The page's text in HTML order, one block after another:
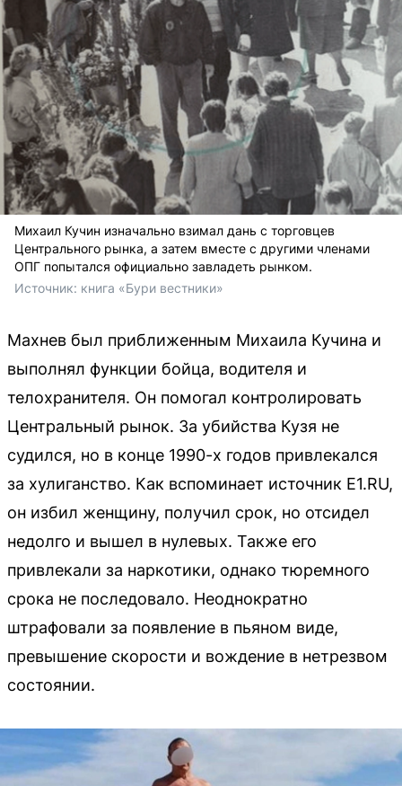
Михаил Кучин изначально взимал дань с торговцев
Центрального рынка, а затем вместе с другими членами
ОПГ попытался официально завладеть рынком.
Источник: книга «Бури вестники»
Махнев был приближенным Михаила Кучина и
выполнял функции бойца, водителя и
телохранителя. Он помогал контролировать
Центральный рынок. За убийства Кузя не
судился, но в конце 1990-х годов привлекался
за хулиганство. Как вспоминает источник E1.RU,
он избил женщину, получил срок, но отсидел
недолго и вышел в нулевых. Также его
привлекали за наркотики, однако тюремного
срока не последовало. Неоднократно
штрафовали за появление в пьяном виде,
превышение скорости и вождение в нетрезвом
состоянии.